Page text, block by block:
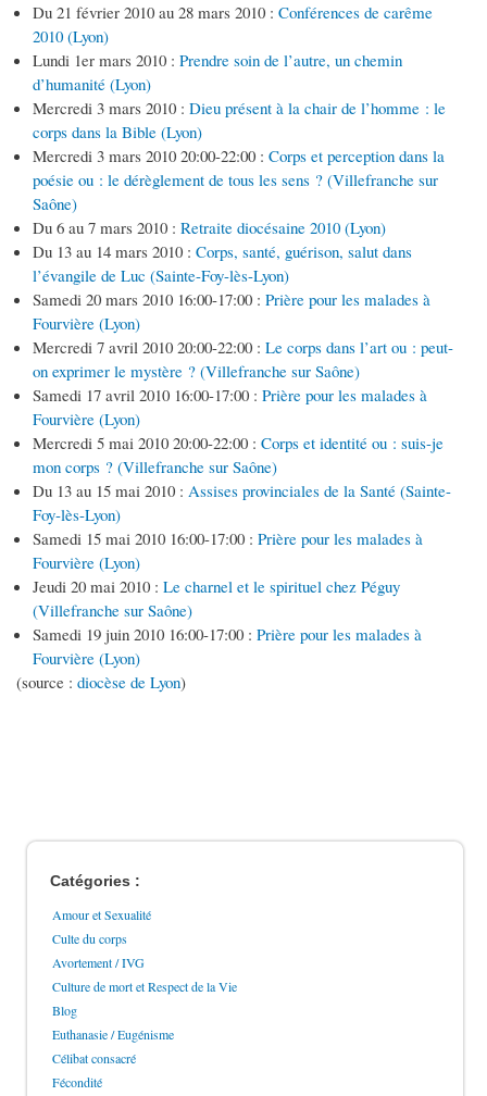
Du 21 février 2010 au 28 mars 2010 : Conférences de carême
2010 (Lyon)
Lundi 1er mars 2010 : Prendre soin de l’autre, un chemin
d’humanité (Lyon)
Mercredi 3 mars 2010 : Dieu présent à la chair de l’homme : le
corps dans la Bible (Lyon)
Mercredi 3 mars 2010 20:00-22:00 : Corps et perception dans la
poésie ou : le dérèglement de tous les sens ? (Villefranche sur
Saône)
Du 6 au 7 mars 2010 : Retraite diocésaine 2010 (Lyon)
Du 13 au 14 mars 2010 : Corps, santé, guérison, salut dans
l’évangile de Luc (Sainte-Foy-lès-Lyon)
Samedi 20 mars 2010 16:00-17:00 : Prière pour les malades à
Fourvière (Lyon)
Mercredi 7 avril 2010 20:00-22:00 : Le corps dans l’art ou : peut-
on exprimer le mystère ? (Villefranche sur Saône)
Samedi 17 avril 2010 16:00-17:00 : Prière pour les malades à
Fourvière (Lyon)
Mercredi 5 mai 2010 20:00-22:00 : Corps et identité ou : suis-je
mon corps ? (Villefranche sur Saône)
Du 13 au 15 mai 2010 : Assises provinciales de la Santé (Sainte-
Foy-lès-Lyon)
Samedi 15 mai 2010 16:00-17:00 : Prière pour les malades à
Fourvière (Lyon)
Jeudi 20 mai 2010 : Le charnel et le spirituel chez Péguy
(Villefranche sur Saône)
Samedi 19 juin 2010 16:00-17:00 : Prière pour les malades à
Fourvière (Lyon)
(source : diocèse de Lyon)
Catégories :
Amour et Sexualité
Culte du corps
Avortement / IVG
Culture de mort et Respect de la Vie
Blog
Euthanasie / Eugénisme
Célibat consacré
Fécondité